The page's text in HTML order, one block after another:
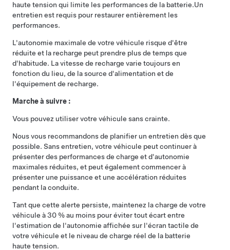
haute tension qui limite les performances de la batterie.Un
entretien est requis pour restaurer entièrement les
performances.
L'autonomie maximale de votre véhicule risque d'être
réduite et la recharge peut prendre plus de temps que
d'habitude. La vitesse de recharge varie toujours en
fonction du lieu, de la source d'alimentation et de
l'équipement de recharge.
Marche à suivre :
Vous pouvez utiliser votre véhicule sans crainte.
Nous vous recommandons de planifier un entretien dès que
possible. Sans entretien, votre véhicule peut continuer à
présenter des performances de charge et d'autonomie
maximales réduites, et peut également commencer à
présenter une puissance et une accélération réduites
pendant la conduite.
Tant que cette alerte persiste, maintenez la charge de votre
véhicule à 30 % au moins pour éviter tout écart entre
l'estimation de l'autonomie affichée sur l'écran tactile de
votre véhicule et le niveau de charge réel de la batterie
haute tension.